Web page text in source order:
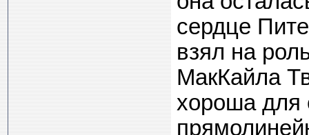
сердце
взял на
МакКайла
хороша для